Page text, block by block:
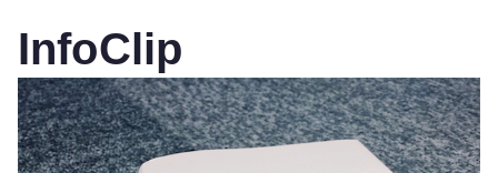
InfoClip